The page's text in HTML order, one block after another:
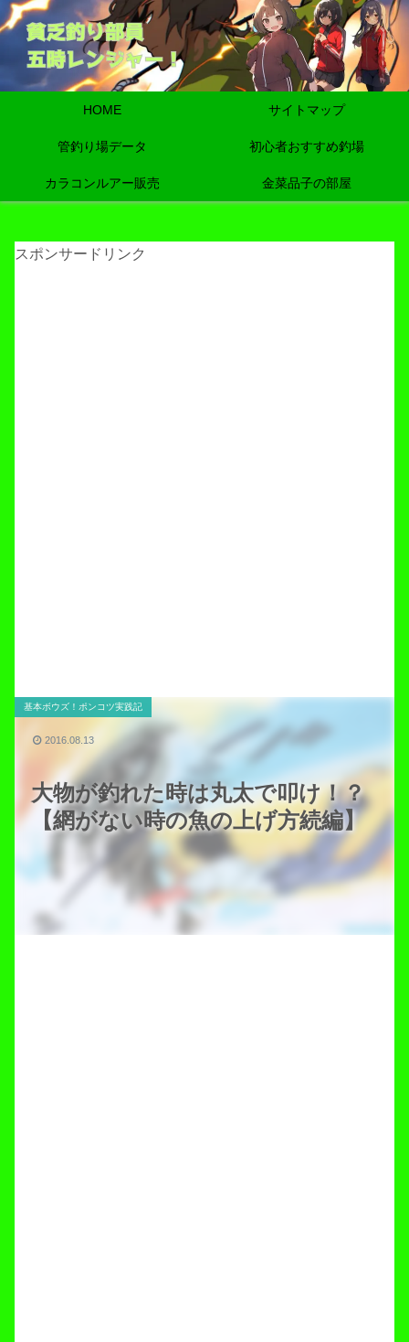
HOME サイトマップ
管釣り場データ 初心者おすすめ釣場
カラコンルアー販売 金菜品子の部屋
スポンサードリンク
大物が釣れた時は丸太で叩け！？
【網がない時の魚の上げ方続編】
基本ボウズ！ポンコツ実践記
2016.08.13